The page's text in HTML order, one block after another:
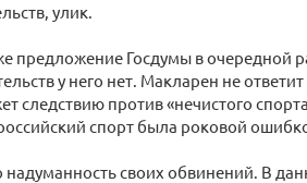
улик.
предложение Госдумы в очередной
у него нет. Макларен не
следствию против «нечистого
спорт была роковой
своих обвинений. В